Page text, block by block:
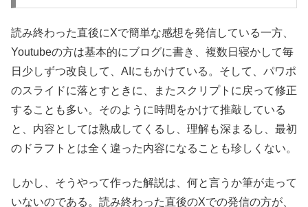
読み終わった直後にXで簡単な感想を発信している一方、
Youtubeの方は基本的にブログに書き、複数日寝かして毎
日少しずつ改良して、AIにもかけている。そして、パワポ
のスライドに落とすときに、またスクリプトに戻って修正
することも多い。そのように時間をかけて推敲している
と、内容としては熟成してくるし、理解も深まるし、最初
のドラフトとは全く違った内容になることも珍しくない。
しかし、そうやって作った解説は、何と言うか筆が走って
いないのである。読み終わった直後のXでの発信の方が、